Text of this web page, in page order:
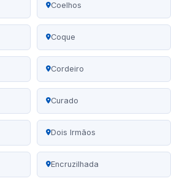
Coelhos
Coque
Cordeiro
Curado
Dois Irmãos
Encruzilhada